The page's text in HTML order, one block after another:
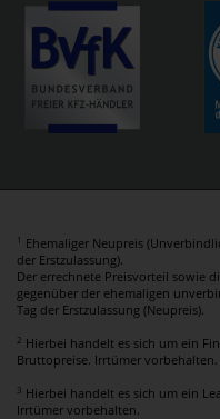
1 Ehemaliger Neupreis
der Erstzulassung).
Der errechnete Preisvorteil sowie
gegenüber der ehemaligen
Tag der Erstzulassung (Neupreis).
2 Hierbei handelt es sich um ein
Bruttopreise. Irrtümer vorbehalten.
3 Hierbei handelt es sich um ein
Irrtümer vorbehalten.